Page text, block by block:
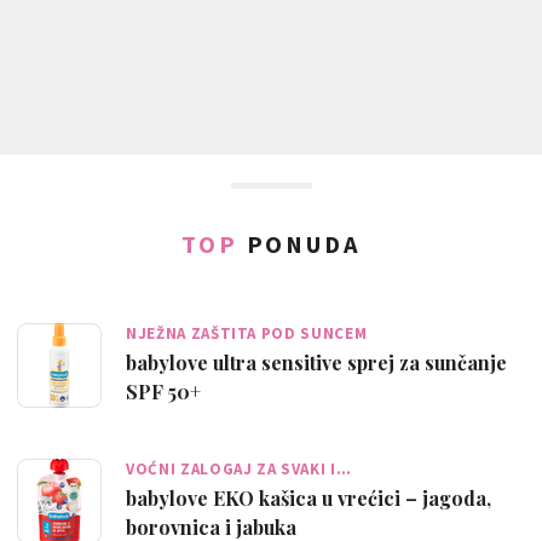
TOP PONUDA
NJEŽNA ZAŠTITA POD SUNCEM
babylove ultra sensitive sprej za sunčanje
SPF 50+
VOĆNI ZALOGAJ ZA SVAKI I…
babylove EKO kašica u vrećici – jagoda,
borovnica i jabuka